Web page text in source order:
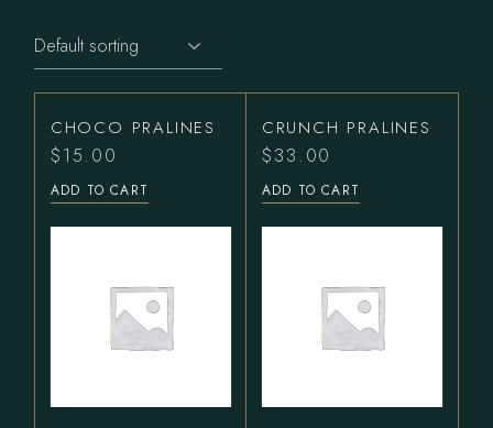
CHOCO PRALINES
$15.00
ADD TO CART
CRUNCH PRALINES
$33.00
ADD TO CART